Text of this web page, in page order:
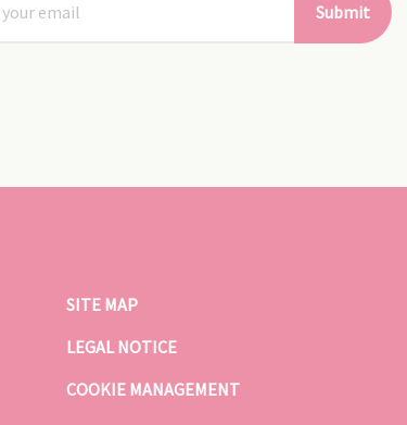
Submit
SITE MAP
LEGAL NOTICE
COOKIE MANAGEMENT